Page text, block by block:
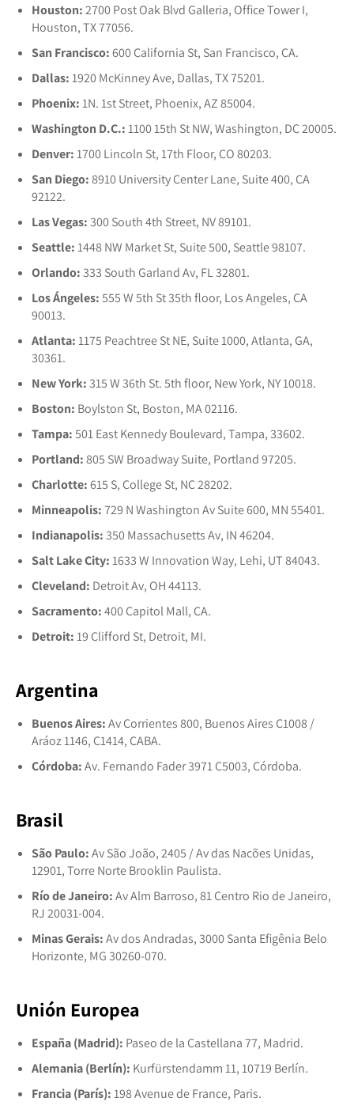
Houston:2700 Post Oak Blvd Galleria, Office Tower I,
Houston, TX 77056.
San Francisco:600 California St, San Francisco, CA.
Dallas:1920 McKinney Ave, Dallas, TX 75201.
Phoenix:1N. 1st Street, Phoenix, AZ 85004.
Washington D.C.:1100 15th St NW, Washington, DC 20005.
Denver:1700 Lincoln St, 17th Floor, CO 80203.
San Diego:8910 University Center Lane, Suite 400, CA
92122.
Las Vegas:300 South 4th Street, NV 89101.
Seattle:1448 NW Market St, Suite 500, Seattle 98107.
Orlando:333 South Garland Av, FL 32801.
Los Ángeles:555 W 5th St 35th floor, Los Angeles, CA
90013.
Atlanta:1175 Peachtree St NE, Suite 1000, Atlanta, GA,
30361.
New York:315 W 36th St. 5th floor, New York, NY 10018.
Boston: Boylston St, Boston, MA 02116.
Tampa:501 East Kennedy Boulevard, Tampa, 33602.
Portland:805 SW Broadway Suite, Portland 97205.
Charlotte:615 S, College St, NC 28202.
Minneapolis:729 N Washington Av Suite 600, MN 55401.
Indianapolis:350 Massachusetts Av, IN 46204.
Salt Lake City:1633 W Innovation Way, Lehi, UT 84043.
Cleveland: Detroit Av, OH 44113.
Sacramento:400 Capitol Mall, CA.
Detroit:19 Clifford St, Detroit, MI.
Argentina
Buenos Aires:Av Corrientes 800, Buenos Aires C1008 /
Aráoz 1146, C1414, CABA.
Córdoba:Av. Fernando Fader 3971 C5003, Córdoba.
Brasil
São Paulo:Av São João, 2405 / Av das Nacões Unidas,
12901, Torre Norte Brooklin Paulista.
Río de Janeiro:Av Alm Barroso, 81 Centro Rio de Janeiro,
RJ 20031-004.
Minas Gerais:Av dos Andradas, 3000 Santa Efigênia Belo
Horizonte, MG 30260-070.
Unión Europea
España (Madrid): Paseo de la Castellana 77, Madrid.
Alemania (Berlín): Kurfürstendamm 11, 10719 Berlín.
Francia (París):198 Avenue de France, Paris.